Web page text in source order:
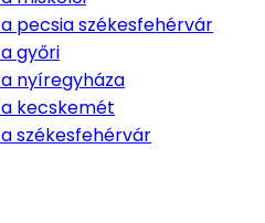
a pecsia székesfehérvár
a győri
a nyíregyháza
a kecskemét
a székesfehérvár